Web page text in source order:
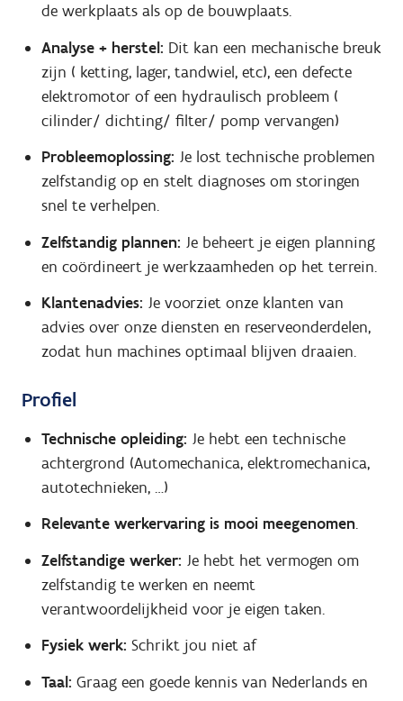
de werkplaats als op de bouwplaats.
Analyse + herstel: Dit kan een mechanische breuk
zijn ( ketting, lager, tandwiel, etc), een defecte
elektromotor of een hydraulisch probleem (
cilinder/ dichting/ filter/ pomp vervangen)
Probleemoplossing: Je lost technische problemen
zelfstandig op en stelt diagnoses om storingen
snel te verhelpen.
Zelfstandig plannen: Je beheert je eigen planning
en coördineert je werkzaamheden op het terrein.
Klantenadvies: Je voorziet onze klanten van
advies over onze diensten en reserveonderdelen,
zodat hun machines optimaal blijven draaien.
Profiel
Technische opleiding: Je hebt een technische
achtergrond (Automechanica, elektromechanica,
autotechnieken, …)
Relevante werkervaring is mooi meegenomen.
Zelfstandige werker: Je hebt het vermogen om
zelfstandig te werken en neemt
verantwoordelijkheid voor je eigen taken.
Fysiek werk: Schrikt jou niet af
Taal: Graag een goede kennis van Nederlands en